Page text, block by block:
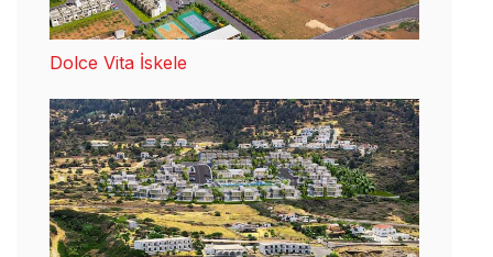
Dolce Vita İskele